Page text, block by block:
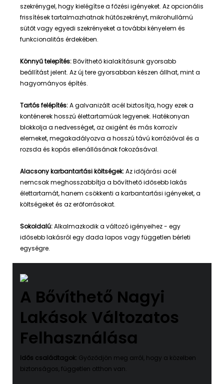
szekrénygel, hogy kielégítse a főzési igényeket. Az opcionális
frissítések tartalmazhatnak hűtőszekrényt, mikrohullámú
sütőt vagy egyedi szekrényeket a további kényelem és
funkcionalitás érdekében.
Könnyű telepítés:Bővíthető kialakításunk gyorsabb
beállítást jelent. Az új tere gyorsabban készen állhat, mint a
hagyományos építés.
Tartós felépítés:A galvanizált acél biztosítja, hogy ezek a
konténerek hosszú élettartamúak legyenek. Hatékonyan
blokkolja a nedvességet, az oxigént és más korrozív
elemeket, megakadályozva a hosszú távú korrózióval és a
rozsda és kopás ellenállásának fokozásával.
Alacsony karbantartási költségek:Az időjárási acél
nemcsak meghosszabbítja a bővíthető idősebb lakás
élettartamát, hanem csökkenti a karbantartási igényeket, a
költségeket és az erőforrásokat.
Sokoldalú:Alkalmazkodik a változó igényeihez - egy
idősebb lakásról egy dada lapos vagy független bérleti
egységre.
A Bővíthető Nagyi
Lakások Változatos
Felhasználása
Idős családtagok: Győződjön meg arról, hogy a közelben
biztonságos, független otthon van.